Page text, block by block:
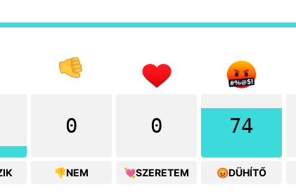
0
👎NEM
0
💘SZERETEM
74
😡DÜHÍTŐ